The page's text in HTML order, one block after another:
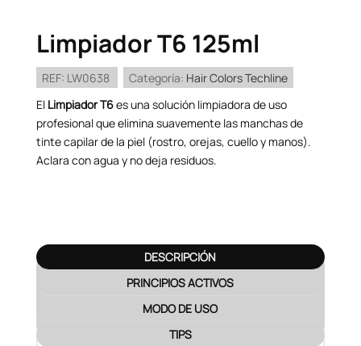
Limpiador T6 125ml
REF: LW0638 Categoría: Hair Colors Techline
El Limpiador T6es una solución limpiadora de uso
profesional que elimina suavemente las manchas de
tinte capilar de la piel (rostro, orejas, cuello y manos).
Aclara con agua y no deja residuos.
DESCRIPCIÓN
PRINCIPIOS ACTIVOS
MODO DE USO
TIPS